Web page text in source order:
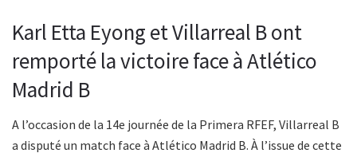
Karl Etta Eyong et Villarreal B ont
remporté la victoire face à Atlético
Madrid B
A l’occasion de la 14e journée de la Primera RFEF, Villarreal B
a disputé un match face à Atlético Madrid B. À l’issue de cette